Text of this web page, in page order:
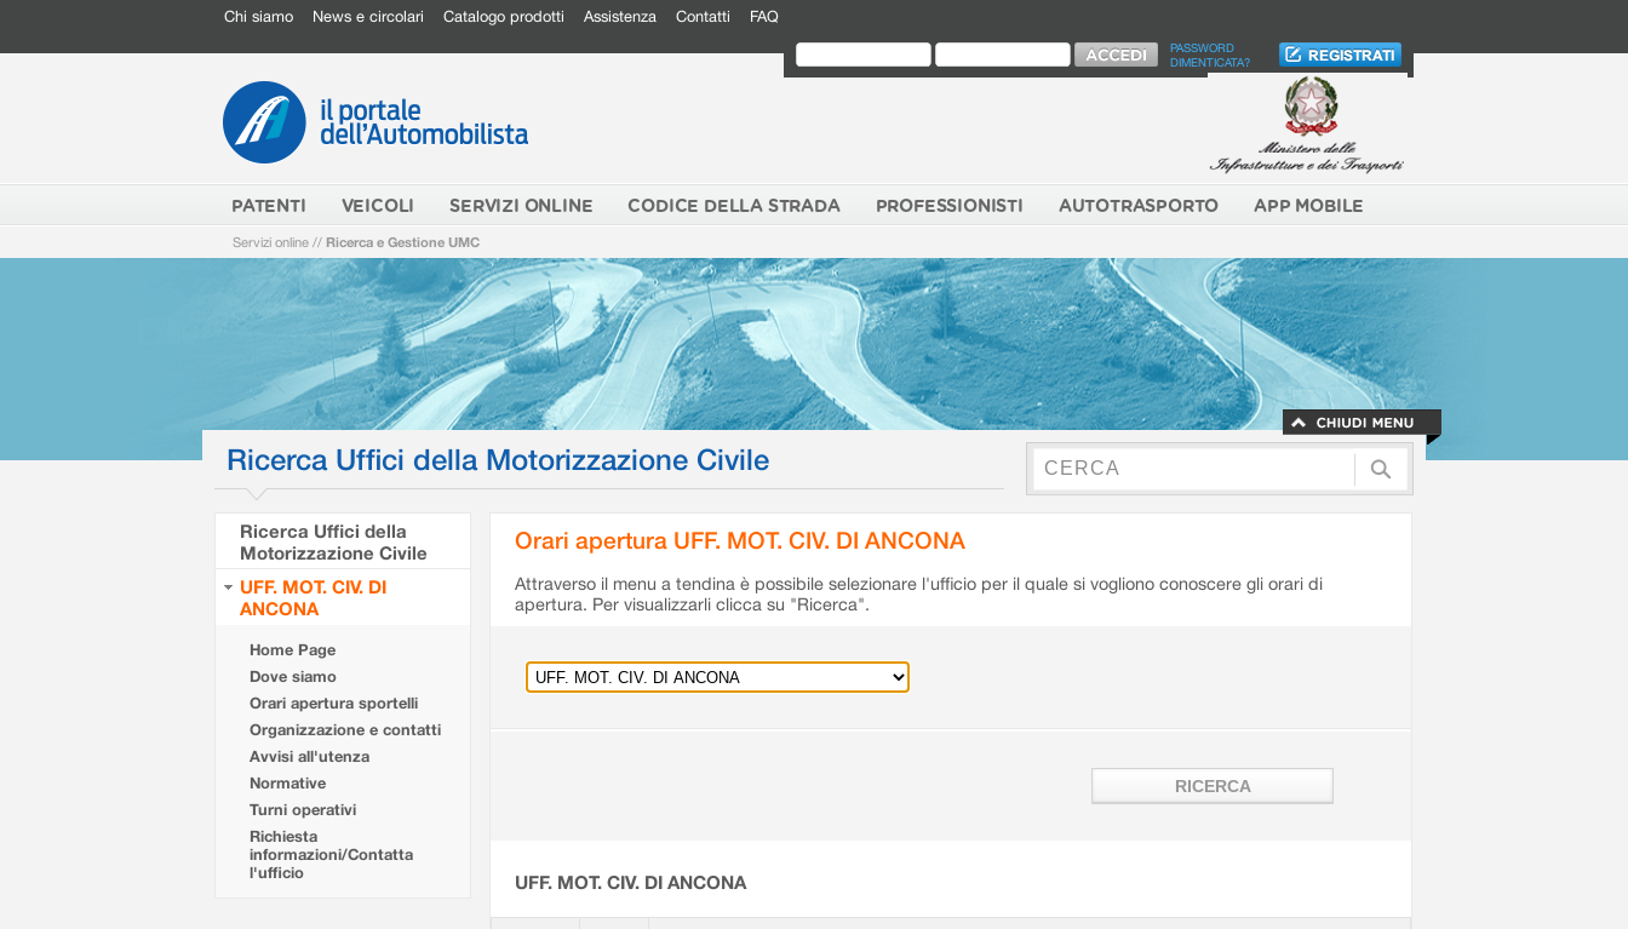
Chi siamo News e circolari Catalogo prodotti Assistenza Contatti FAQ
PASSWORD
DIMENTICATA?
PATENTI VEICOLI SERVIZI ONLINE CODICE DELLA STRADA PROFESSIONISTI AUTOTRASPORTO APP MOBILE
Servizi online // Ricerca e Gestione UMC
Ricerca Uffici della Motorizzazione Civile
Ricerca Uffici della
Motorizzazione Civile
UFF. MOT. CIV. DI
ANCONA
Home Page
Dove siamo
Orari apertura sportelli
Organizzazione e contatti
Avvisi all'utenza
Normative
Turni operativi
Richiesta
informazioni/Contatta
l'ufficio
Orari apertura UFF. MOT. CIV. DI ANCONA
Attraverso il menu a tendina è possibile selezionare l'ufficio per il quale si vogliono conoscere gli orari di
apertura. Per visualizzarli clicca su "Ricerca".
UFF. MOT. CIV. DI ANCONA